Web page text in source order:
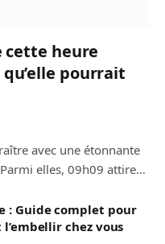
cette heure
pourrait
avec une étonnante
elles, 09h09 attire…
: Guide complet pour
chez vous